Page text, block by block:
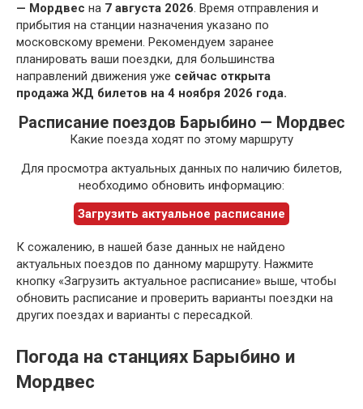
— Мордвес на 7 августа 2026. Время отправления и
прибытия на станции назначения указано по
московскому времени. Рекомендуем заранее
планировать ваши поездки, для большинства
направлений движения уже сейчас открыта
продажа ЖД билетов на 4 ноября 2026 года.
Расписание поездов Барыбино — Мордвес
Какие поезда ходят по этому маршруту
Для просмотра актуальных данных по наличию билетов,
необходимо обновить информацию:
Загрузить актуальное расписание
К сожалению, в нашей базе данных не найдено
актуальных поездов по данному маршруту. Нажмите
кнопку «Загрузить актуальное расписание» выше, чтобы
обновить расписание и проверить варианты поездки на
других поездах и варианты с пересадкой.
Погода на станциях Барыбино и
Мордвес